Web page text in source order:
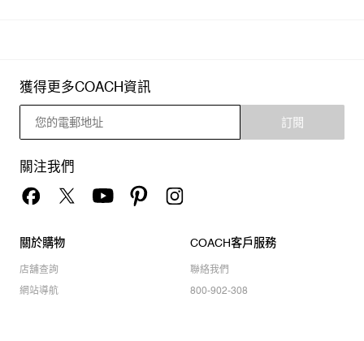
獲得更多COACH資訊
訂閱
關注我們
關於購物
店舖查詢
網站導航
COACH客戶服務
聯絡我們
800-902-308